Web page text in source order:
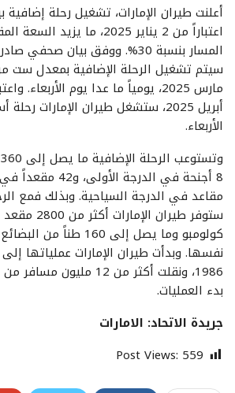
أعلنت طيران الإمارات، تشغيل رحلة إضافية
اعتباراً من 2 يناير 2025، ما
المسار بنسبة 30%. ووفق بيان
مارس 2025، يومياً ما عدا يوم
أبريل 2025، ستشغل طيران الإمارات
الأربعاء.
مقاعد في الدرجة السياحية. وبذلك فمع
ستوفر طيران
كولومبو وما يصل إلى 160
نفسها. وبدأت طيران الإمارات عملياتها
1986، ونقلت أكثر من 12
بدء العمليات.
جريدة الاتحاد: الامارات
Post Views: 559